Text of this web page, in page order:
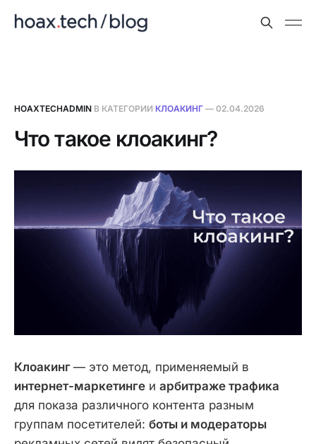
HOAXTECHADMIN В КАТЕГОРИИ КЛОАКИНГ — 02.04.2026
Что такое клоакинг?
Клоакинг — это метод, применяемый в
интернет-маркетинге и арбитраже трафика
для показа различного контента разным
группам посетителей: боты и модераторы